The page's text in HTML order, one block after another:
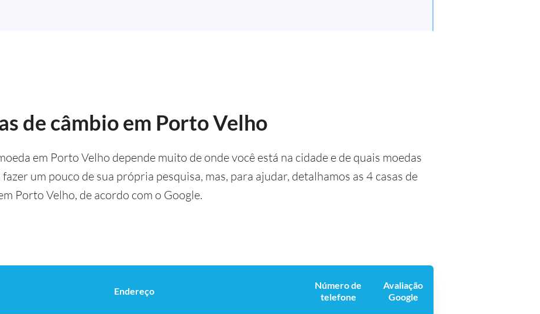
de câmbio em Porto Velho
em Porto Velho depende muito de onde você está na cidade e de quais moedas
um pouco de sua própria pesquisa, mas, para ajudar, detalhamos as 4 casas de
Porto Velho, de acordo com o Google.
Endereço
Número de
telefone
Avaliação
Google